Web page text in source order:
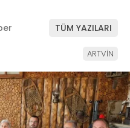
TÜM YAZILARI
ARTVİN